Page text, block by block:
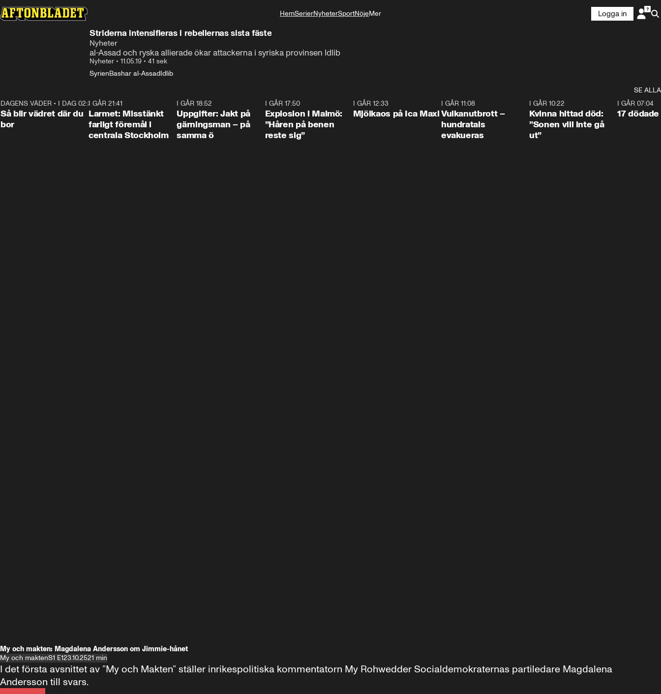
HemSerierNyheterSportNöjeMer
Logga in
Striderna intensifieras i rebellernas sista fäste
Nyheter
al-Assad och ryska allierade ökar attackerna i syriska provinsen Idlib
Nyheter • 11.05.19 • 41 sek
SyrienBashar al-AssadIdlib
SE ALLA
1:06
DAGENS VÄDER • I DAG 02:30
Så blir vädret där du
bor
I GÅR 21:41
Larmet: Misstänkt
farligt föremål i
centrala Stockholm
I GÅR 18:52
Uppgifter: Jakt på
gärningsman – på
samma ö
I GÅR 17:50
Explosion i Malmö:
”Håren på benen
reste sig”
I GÅR 12:33
Mjölkaos på Ica Maxi
I GÅR 11:08
Vulkanutbrott –
hundratals
evakueras
I GÅR 10:22
Kvinna hittad död:
”Sonen vill inte gå
ut”
I GÅR 07:04
17
My och makten: Magdalena Andersson om Jimmie-hånet
My och maktenS1 E123.10.2521 min
I det första avsnittet av ”My och Makten” ställer inrikespolitiska kommentatorn My Rohwedder Socialdemokraternas partiledare Magdalena
Andersson till svars.